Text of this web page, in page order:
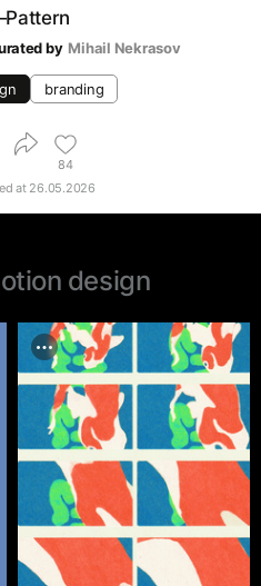
by Mihail Nekrasov
branding
84
at 26.05.2026
design